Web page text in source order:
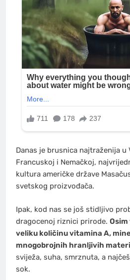
Danas je brusnica najtraženija u
Francuskoj i Nemačkoj,
kultura američke države
svetskog proizvođača.
Ipak, kod nas se još stidljivo
dragocenoj riznici prirode.
veliku količinu vitamina A,
mnogobrojnih hranljivih
sviježa, suha, smrznuta, a
sok.